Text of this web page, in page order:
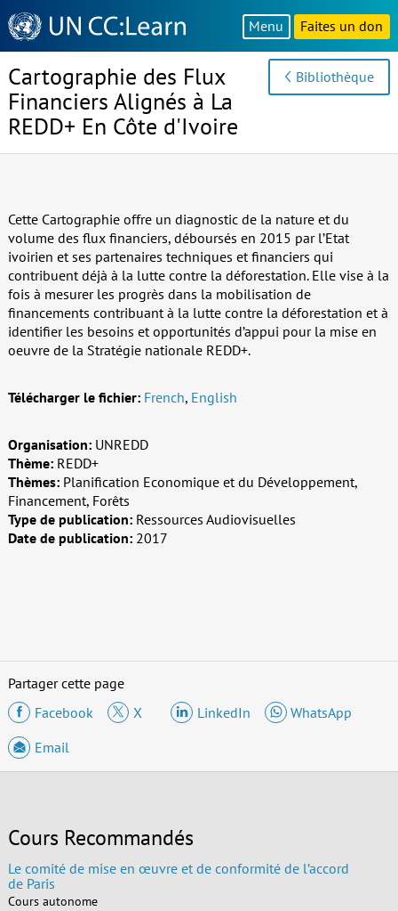
Knowledge
Sharing
Platform
Menu Faites un don
Cartographie des Flux
Financiers Alignés à La
REDD+ En Côte d'Ivoire
Bibliothèque
Cette Cartographie offre un diagnostic de la nature et du
volume des flux financiers, déboursés en 2015 par l’Etat
ivoirien et ses partenaires techniques et financiers qui
contribuent déjà à la lutte contre la déforestation. Elle vise à la
fois à mesurer les progrès dans la mobilisation de
financements contribuant à la lutte contre la déforestation et à
identifier les besoins et opportunités d’appui pour la mise en
oeuvre de la Stratégie nationale REDD+.
Télécharger le fichier: French, English
Organisation: UNREDD
Thème: REDD+
Thèmes: Planification Economique et du Développement,
Financement, Forêts
Type de publication: Ressources Audiovisuelles
Date de publication: 2017
Partager cette page
Facebook
X LinkedIn
WhatsApp
Email
Cours Recommandés
Le comité de mise en œuvre et de conformité de l’accord
de Paris
Cours autonome